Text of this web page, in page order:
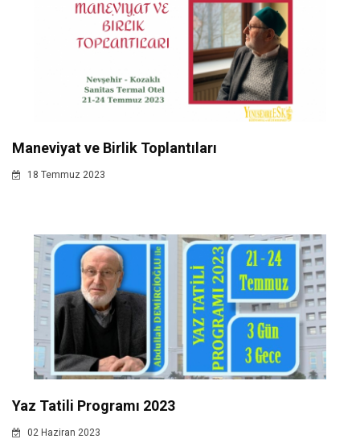
Maneviyat ve Birlik Toplantıları
18 Temmuz 2023
Yaz Tatili Programı 2023
02 Haziran 2023